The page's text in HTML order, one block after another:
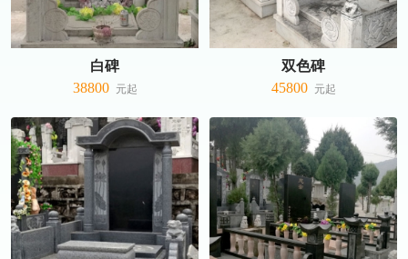
白碑
38800
双色碑
45800